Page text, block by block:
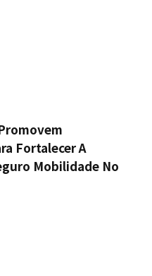
Fortalecer A
Mobilidade No